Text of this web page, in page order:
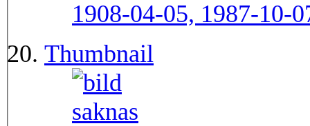
1908-04-05, 1987-10-
Thumbnail